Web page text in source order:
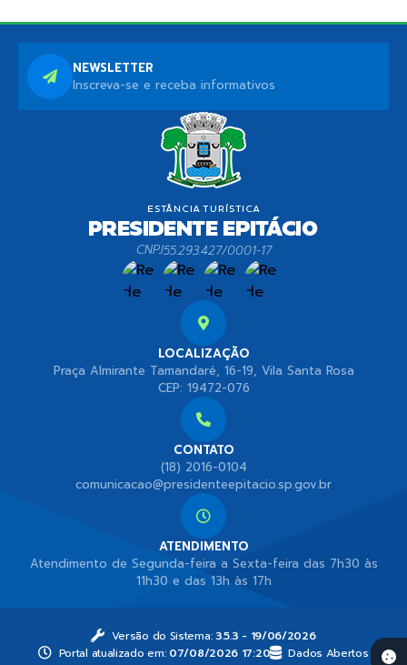
LOCALIZAÇÃO
Praça Almirante Tamandaré, 16-19, Vila Santa Rosa
CEP: 19472-076
CONTATO
(18) 2016-0104
comunicacao@presidenteepitacio.sp.gov.br
ATENDIMENTO
Atendimento de Segunda-feira a Sexta-feira das 7h30 às
11h30 e das 13h às 17h
CNPJ55.293.427/0001-17
NEWSLETTER
Inscreva-se e receba informativos
Versão do Sistema:3.5.3 - 19/06/2026
Portal atualizado em: 07/08/2026 17:20 Dados Abertos